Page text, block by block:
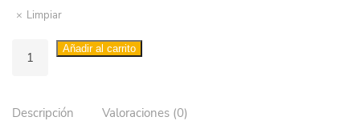
Limpiar
tote
diseños
Añadir al carrito
Descripción Valoraciones (0)